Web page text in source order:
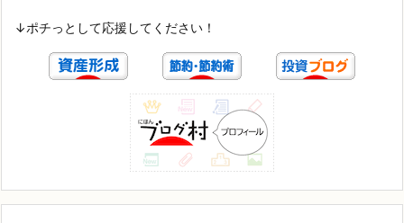
↓ポチっとして応援してください！